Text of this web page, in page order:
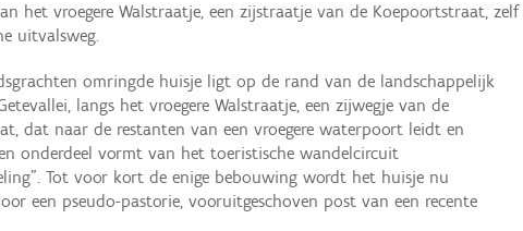
het vroegere Walstraatje, een zijstraatje van de Koepoortstraat, zelf
uitvalsweg.
omringde huisje ligt op de rand van de landschappelijk
langs het vroegere Walstraatje, een zijwegje van de
dat naar de restanten van een vroegere waterpoort leidt en
onderdeel vormt van het toeristische wandelcircuit
Tot voor kort de enige bebouwing wordt het huisje nu
een pseudo-pastorie, vooruitgeschoven post van een recente